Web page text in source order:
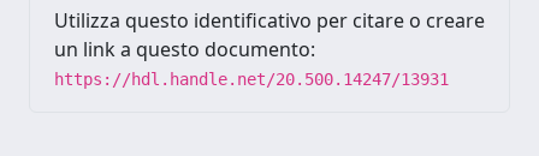
Utilizza questo identificativo per citare o creare
un link a questo documento:
https://hdl.handle.net/20.500.14247/13931